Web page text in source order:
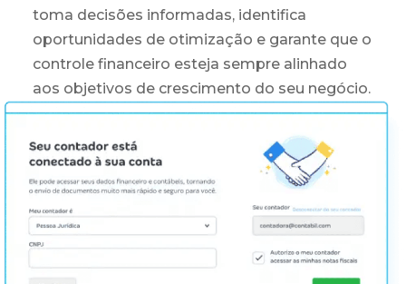
toma decisões informadas, identifica
oportunidades de otimização e garante que o
controle financeiro esteja sempre alinhado
aos objetivos de crescimento do seu negócio.